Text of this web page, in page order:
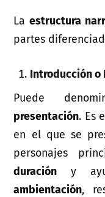
Laestructura
partes
Introducción o
Puede
presentación. Es
en el que se
personajes
duración y
ambientación,